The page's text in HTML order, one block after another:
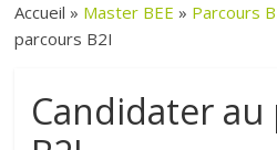
Accueil » Master BEE » Parcours
parcours B2I
Candidater au